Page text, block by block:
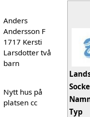
Typ
Anders
Andersson F
1717 Kersti
Larsdotter två
barn
Nytt hus på
platsen cc